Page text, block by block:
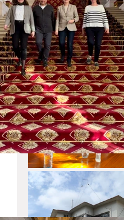
Retour sur le